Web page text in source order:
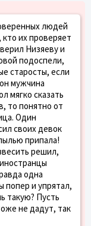
людей
их проверяет
Низяеву и
подоспели,
старосты, если
мужчина
мягко сказать
то понятно от
Один
своих девок
припала!
решил,
одна
попер и упрятал,
такую? Пусть
не дадут, так